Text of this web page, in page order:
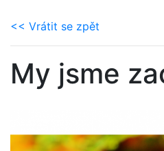
<< Vrátit se zpět
My jsme